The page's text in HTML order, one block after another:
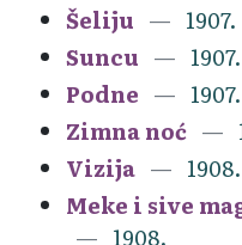
Šeliju
1907.
Suncu
1907.
Podne
1907.
Zimna noć
Vizija
1908.
Meke i sive
1908.